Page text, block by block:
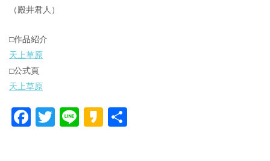
（殿井君人）
□作品紹介
天上草原
□公式頁
天上草原
F T Li K